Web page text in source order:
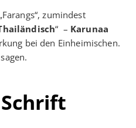
zumindest
“ – Karunaa
bei den Einheimischen.
sagen.